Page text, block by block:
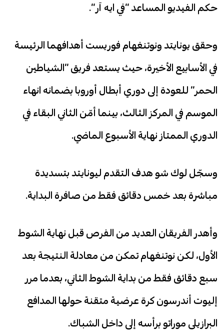
حكم الفيديو المساعد “في ايه آر”.
وحقق يونايتد ونوتنغهام فوريست أهدافهما الرئيسة
في الأسابيع الأخيرة، حيث يستعد فريق “الشياطين
الحمر” للعودة إلى دوري أبطال أوروبا بضمانه انهاء
الموسم في المركز الثالث، بينما أمّن الثاني البقاء في
الدوري الممتاز نهاية الأسبوع الماضي.
وسجّل لوك شو هدف التقدم ليونايتد بتسديدة
مباشرة بعد خمس دقائق فقط من صافرة البداية.
وأهدر الفريقان العديد من الفرص قبل نهاية الشوط
الأول، لكن نوتنغهام تمكن من معادلة النتيجة بعد
سبع دقائق فقط من بداية الشوط الثاني، بعدما مرر
إليوت أندرسون كرة عرضية متقنة حولها المدافع
البرازيلي موراتو برأسه إلى داخل الشباك.